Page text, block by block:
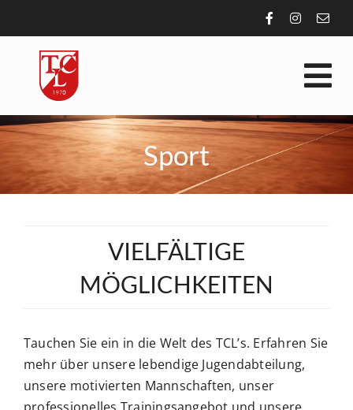
springen
VEREIN
SPORT
AKTUELLES
ALLGEMEIN
KONTAKT
BUCHUNGSSYSTEM
Sport
VIELFÄLTIGE
MÖGLICHKEITEN
Tauchen Sie ein in die Welt des TCL’s. Erfahren Sie
mehr über unsere lebendige Jugendabteilung,
unsere motivierten Mannschaften, unser